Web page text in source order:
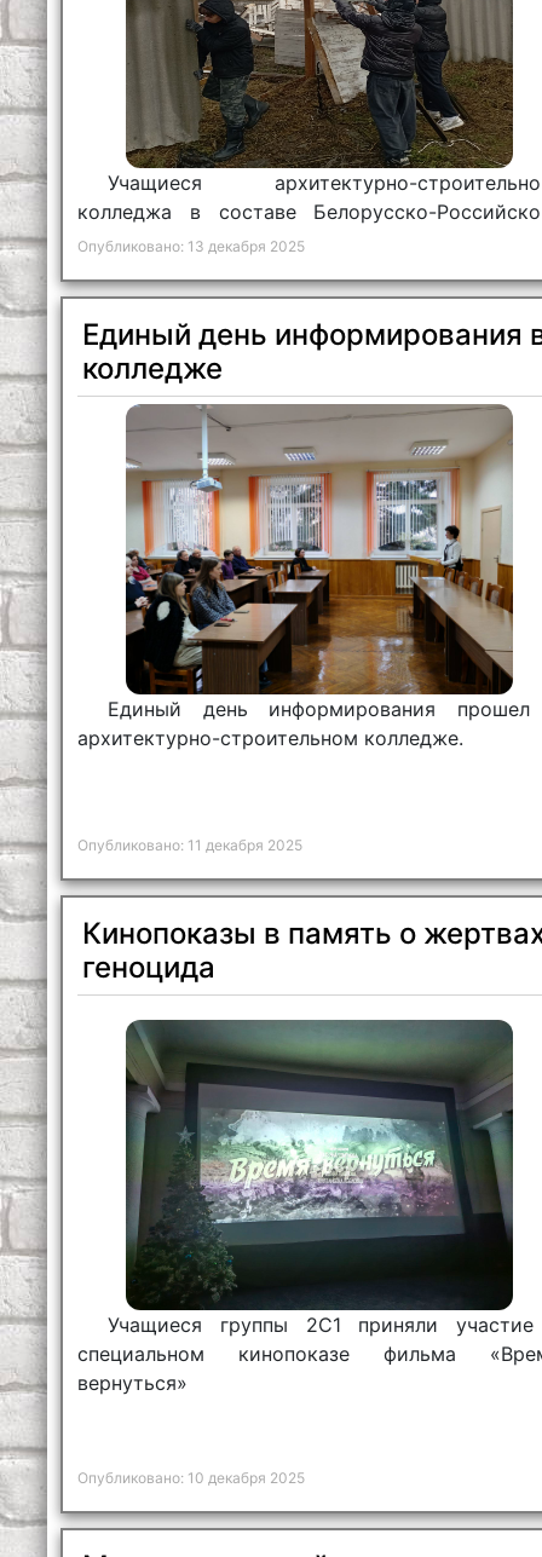
Учащиеся архитектурно-
колледжа в составе Белорусско-
университета приняли участие в работах
«Краснопольский».
Опубликовано: 13 декабря 2025
Единый день информирования
колледже
Единый день информирования
архитектурно-строительном колледже.
Опубликовано: 11 декабря 2025
Кинопоказы в память о
геноцида
Учащиеся группы 2С1 приняли
специальном кинопоказе фильма
вернуться»
Опубликовано: 10 декабря 2025